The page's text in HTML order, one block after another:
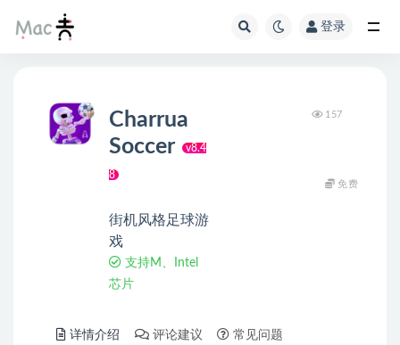
登录
Charrua
Soccer
v8.4
8
街机风格足球游
戏
支持M、Intel
芯片
157
免费
详情介绍 评论建议 常见问题